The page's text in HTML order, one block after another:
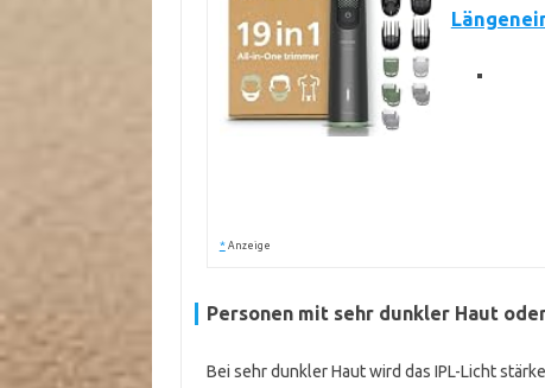
* Anzeige
Personen mit sehr dunkler Haut
Bei sehr dunkler Haut wird das IPL-Licht